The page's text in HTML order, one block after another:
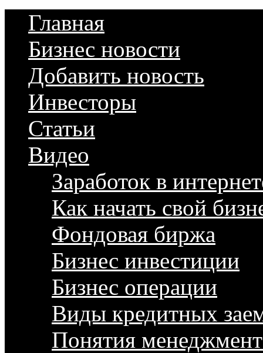
Главная
Бизнес новости
Добавить новость
Инвесторы
Статьи
Видео
Заработок в
Как начать свой
Фондовая биржа
Бизнес инвестиции
Бизнес операции
Виды кредитных
Понятия